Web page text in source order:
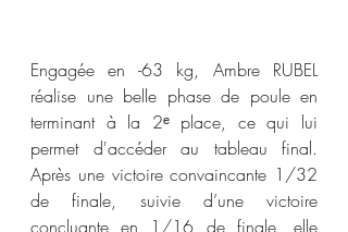
Engagée en -63 kg, Ambre RUBEL
réalise une belle phase de poule en
terminant à la 2ᵉ place, ce qui lui
permet d'accéder au tableau final.
Après une victoire convaincante 1/32
de finale, suivie d’une victoire
concluante en 1/16 de finale, elle